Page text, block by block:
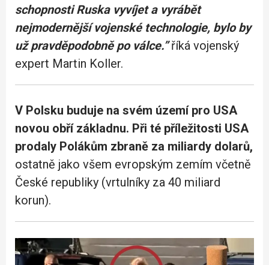
schopnosti Ruska vyvíjet a vyrábět
nejmodernější vojenské technologie, bylo by
už pravděpodobně po válce.”říká vojenský
expert Martin Koller.
V Polsku buduje na svém území pro USA
novou obří základnu. Při té příležitosti USA
prodaly Polákům zbraně za miliardy dolarů,
ostatně jako všem evropským zemím včetně
České republiky (vrtulníky za 40 miliard
korun).